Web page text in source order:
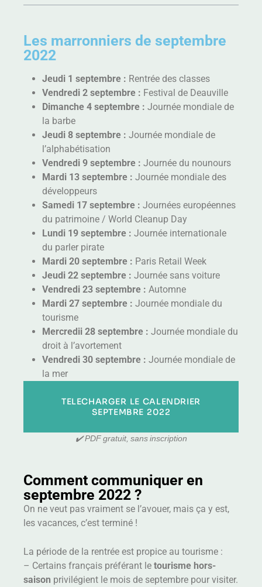
Les marronniers de septembre
2022
Jeudi 1 septembre : Rentrée des classes
Vendredi 2 septembre : Festival de Deauville
Dimanche 4 septembre : Journée mondiale de
la barbe
Jeudi 8 septembre : Journée mondiale de
l’alphabétisation
Vendredi 9 septembre : Journée du nounours
Mardi 13 septembre : Journée mondiale des
développeurs
Samedi 17 septembre : Journées européennes
du patrimoine / World Cleanup Day
Lundi 19 septembre : Journée internationale
du parler pirate
Mardi 20 septembre : Paris Retail Week
Jeudi 22 septembre : Journée sans voiture
Vendredi 23 septembre : Automne
Mardi 27 septembre : Journée mondiale du
tourisme
Mercredii 28 septembre : Journée mondiale du
droit à l’avortement
Vendredi 30 septembre : Journée mondiale de
la mer
TELECHARGER LE CALENDRIER
SEPTEMBRE 2022
✔️ PDF gratuit, sans inscription
Comment communiquer en
septembre 2022 ?
On ne veut pas vraiment se l’avouer, mais ça y est,
les vacances, c’est terminé !
La période de la rentrée est propice au tourisme :
– Certains français préférant le tourisme hors-
saison privilégient le mois de septembre pour visiter.